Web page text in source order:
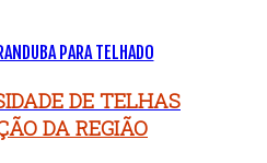
PARA TELHADO
DE TELHAS
DA REGIÃO